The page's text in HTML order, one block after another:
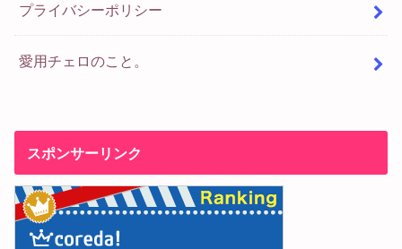
プライバシーポリシー
愛用チェロのこと。
スポンサーリンク